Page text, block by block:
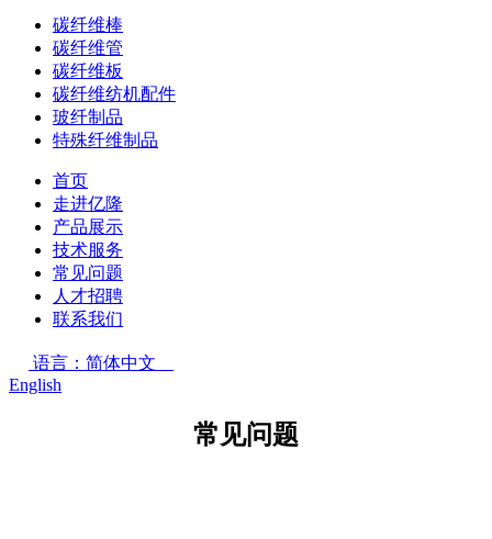
碳纤维棒
碳纤维管
碳纤维板
碳纤维纺机配件
玻纤制品
特殊纤维制品
首页
走进亿隆
产品展示
技术服务
常见问题
人才招聘
联系我们
语言：简体中文
English
常见问题